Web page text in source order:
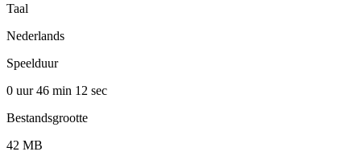
Taal
Nederlands
Speelduur
0 uur 46 min 12 sec
Bestandsgrootte
42 MB